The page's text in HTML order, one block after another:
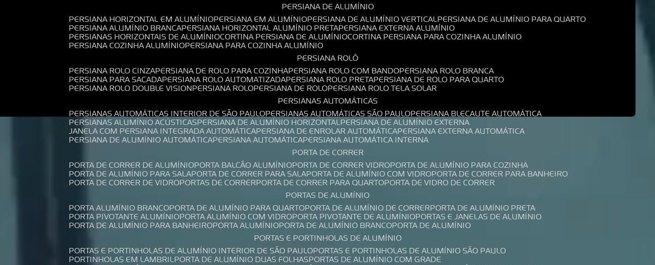
PERSIANA DE ALUMÍNIO
PERSIANA HORIZONTAL EM ALUMÍNIO PERSIANA EM ALUMÍNIO PERSIANA DE ALUMÍNIO VERTICAL PERSIANA DE ALUMÍNIO PARA QUARTO
PERSIANA ALUMÍNIO BRANCA PERSIANA HORIZONTAL ALUMÍNIO PRETA PERSIANA EXTERNA ALUMÍNIO
PERSIANAS HORIZONTAIS DE ALUMÍNIO CORTINA PERSIANA DE ALUMÍNIO CORTINA PERSIANA PARA COZINHA ALUMÍNIO
PERSIANA COZINHA ALUMÍNIO PERSIANA PARA COZINHA ALUMÍNIO
PERSIANA ROLÔ
PERSIANA ROLO CINZA PERSIANA DE ROLO PARA COZINHA PERSIANA ROLO COM BANDO PERSIANA ROLO BRANCA
PERSIANA PARA SACADA PERSIANA ROLO AUTOMATIZADA PERSIANA ROLO PRETA PERSIANA DE ROLO PARA QUARTO
PERSIANA ROLO DOUBLE VISION PERSIANA ROLO PERSIANA DE ROLO PERSIANA ROLO TELA SOLAR
PERSIANAS AUTOMÁTICAS
PERSIANAS AUTOMÁTICAS INTERIOR DE SÃO PAULO PERSIANAS AUTOMÁTICAS SÃO PAULO PERSIANA BLECAUTE AUTOMÁTICA
PERSIANAS ALUMÍNIO ACÚSTICAS PERSIANA DE ALUMÍNIO HORIZONTAL PERSIANA DE ALUMÍNIO EXTERNA
JANELA COM PERSIANA INTEGRADA AUTOMÁTICA PERSIANA DE ENROLAR AUTOMÁTICA PERSIANA EXTERNA AUTOMÁTICA
PERSIANA DE ALUMÍNIO AUTOMÁTICA PERSIANA AUTOMÁTICA PERSIANA AUTOMÁTICA INTERNA
PORTA DE CORRER
PORTA DE CORRER DE ALUMÍNIO PORTA BALCÃO ALUMÍNIO PORTA DE CORRER VIDRO PORTA DE ALUMÍNIO PARA COZINHA
PORTA DE ALUMÍNIO PARA SALA PORTA DE CORRER PARA SALA PORTA DE ALUMÍNIO COM VIDRO PORTA DE CORRER PARA BANHEIRO
PORTA DE CORRER DE VIDRO PORTAS DE CORRER PORTA DE CORRER PARA QUARTO PORTA DE VIDRO DE CORRER
PORTAS DE ALUMÍNIO
PORTA ALUMÍNIO BRANCO PORTA DE ALUMÍNIO PARA QUARTO PORTA DE ALUMÍNIO DE CORRER PORTA DE ALUMÍNIO PRETA
PORTA PIVOTANTE ALUMÍNIO PORTA ALUMÍNIO COM VIDRO PORTA PIVOTANTE DE ALUMÍNIO PORTAS E JANELAS DE ALUMÍNIO
PORTA DE ALUMÍNIO PARA BANHEIRO PORTA ALUMÍNIO PORTA DE ALUMÍNIO BRANCO PORTA DE ALUMÍNIO
PORTAS E PORTINHOLAS DE ALUMÍNIO
PORTAS E PORTINHOLAS DE ALUMÍNIO INTERIOR DE SÃO PAULO PORTAS E PORTINHOLAS DE ALUMÍNIO SÃO PAULO
PORTINHOLAS EM LAMBRIL PORTA DE ALUMÍNIO DUAS FOLHAS PORTAS DE ALUMÍNIO COM GRADE